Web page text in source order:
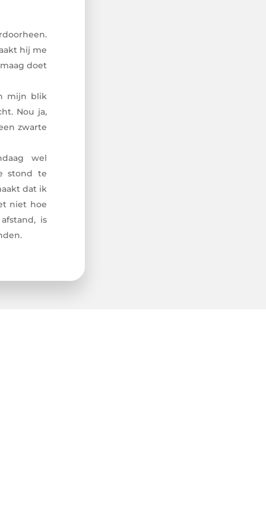
hij me
doet
mijn blik
Nou ja,
zwarte
wel
stond te
dat ik
niet hoe
is